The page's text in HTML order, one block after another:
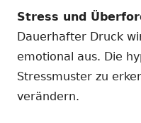
Stress und
Dauerhafter Druck
emotional aus. Die
Stressmuster zu
verändern.